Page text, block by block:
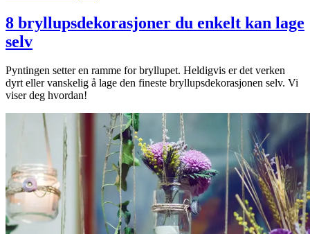
8 bryllupsdekorasjoner du enkelt kan lage
selv
Pyntingen setter en ramme for bryllupet. Heldigvis er det verken
dyrt eller vanskelig å lage den fineste bryllupsdekorasjonen selv. Vi
viser deg hvordan!